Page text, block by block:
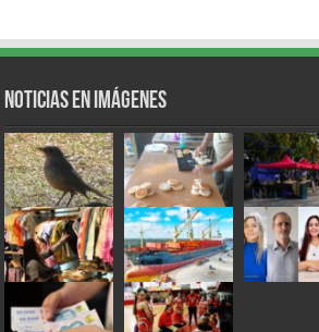
Noticias en Imágenes